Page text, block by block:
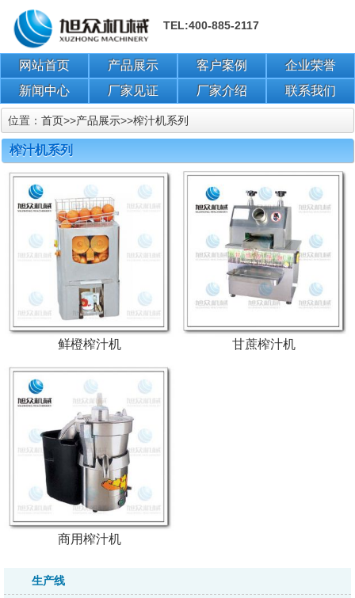
TEL:400-885-2117
网站首页 产品展示 客户案例
企业荣誉
新闻中心
厂家见证 厂家介绍 联系我们
位置： 首页>>产品展示>>榨汁机系列
榨汁机系列
鲜橙榨汁机 甘蔗榨汁机
商用榨汁机
生产线